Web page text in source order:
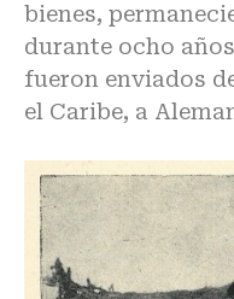
bienes,
durante ocho
fueron enviados
el Caribe, a